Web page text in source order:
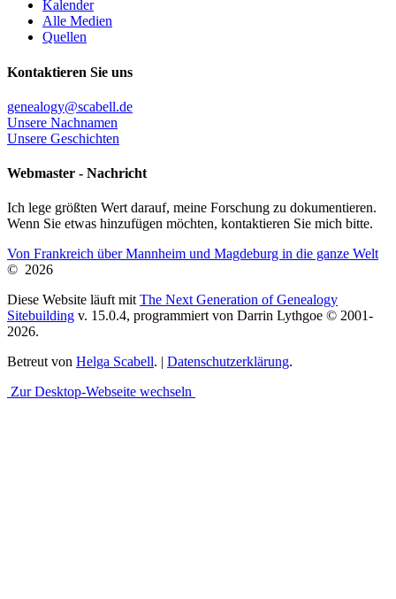
Kalender
Alle Medien
Quellen
Kontaktieren Sie uns
genealogy@scabell.de
Unsere Nachnamen
Unsere Geschichten
Webmaster - Nachricht
Ich lege größten Wert darauf, meine Forschung zu dokumentieren.
Wenn Sie etwas hinzufügen möchten, kontaktieren Sie mich bitte.
Von Frankreich über Mannheim und Magdeburg in die ganze Welt
© 2026
Diese Website läuft mitThe Next Generation of Genealogy
Sitebuilding v. 15.0.4, programmiert von Darrin Lythgoe © 2001-
2026.
Betreut von Helga Scabell. | Datenschutzerklärung.
Zur Desktop-Webseite wechseln